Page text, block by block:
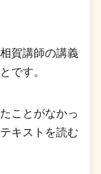
賀講師の講義
です。
ことがなかっ
キストを読む